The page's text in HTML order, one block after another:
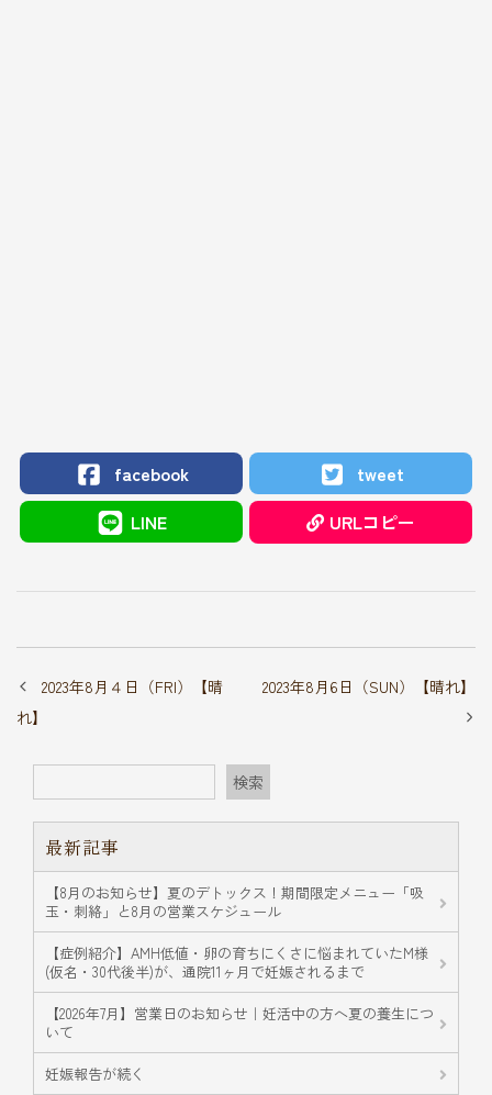
facebook
tweet
LINE
URLコピー
2023年8月４日（FRI）【晴
れ】
2023年8月6日（SUN）【晴れ】
検索
最新記事
【8月のお知らせ】夏のデトックス！期間限定メニュー「吸
玉・刺絡」と8月の営業スケジュール
【症例紹介】AMH低値・卵の育ちにくさに悩まれていたM様
(仮名・30代後半)が、通院11ヶ月で妊娠されるまで
【2026年7月】営業日のお知らせ｜妊活中の方へ夏の養生につ
いて
妊娠報告が続く